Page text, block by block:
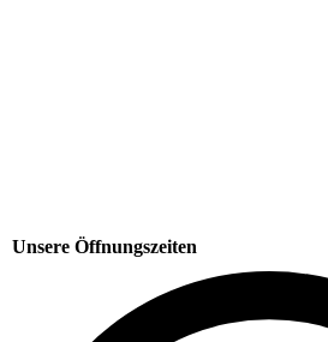
Unsere Öffnungszeiten